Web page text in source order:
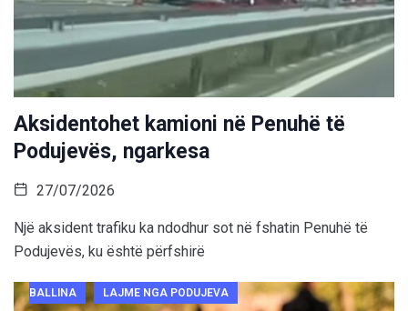
Aksidentohet kamioni në Penuhë të
Podujevës, ngarkesa
27/07/2026
Një aksident trafiku ka ndodhur sot në fshatin Penuhë të
Podujevës, ku është përfshirë
BALLINA LAJME NGA PODUJEVA